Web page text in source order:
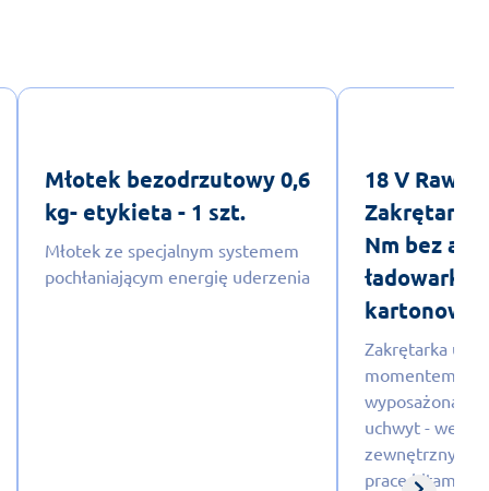
Młotek bezodrzutowy 0,6
kg- etykieta - 1 szt.
Młotek ze specjalnym systemem
pochłaniającym energię uderzenia
18 V
Zakrętarka
Nm bez
ładowarki
kartonowe
Zakrętarka
momentem
wyposażona w
uchwyt -
zewnętrzny 1/
pracę bitami i